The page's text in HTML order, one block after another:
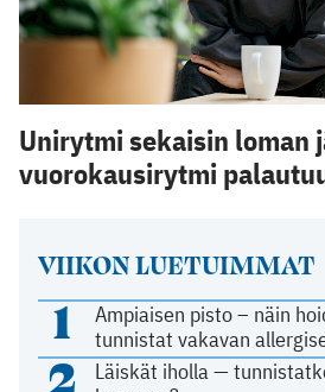
VIIKON LUETUIMMAT
1
Ampiaisen pisto – näin
tunnistat vakavan
2
Läiskät iholla —
Unirytmi sekaisin loman
vuorokausirytmi